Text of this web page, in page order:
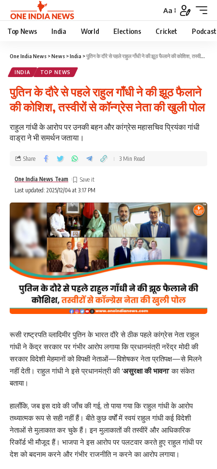
Aa
Top News India World Elections Cricket Podcast
One India News >News >India >पुतिन के दौरे से पहले राहुल गाँधी ने की झूठ फैलाने की कोशिश, तस्वीरों से कॉन्ग्रेस नेता की खुली पोल
INDIA TOP NEWS
पुतिन के दौरे से पहले राहुल गाँधी ने की झूठ फैलाने
की कोशिश, तस्वीरों से कॉन्ग्रेस नेता की खुली पोल
राहुल गांधी के आरोप पर उनकी बहन और कांग्रेस महासचिव प्रियंका गांधी
वाड्रा ने भी समर्थन जताया।
Last updated: 2025/12/04 at 3:17 PM
One India News Team
Share 3 Min Read
रूसी राष्ट्रपति व्लादिमीर पुतिन के भारत दौरे से ठीक पहले कांग्रेस नेता राहुल
गांधी ने केंद्र सरकार पर गंभीर आरोप लगाया कि प्रधानमंत्री नरेंद्र मोदी की
सरकार विदेशी मेहमानों को विपक्षी नेताओं—विशेषकर नेता प्रतिपक्ष—से मिलने
नहीं देती। राहुल गांधी ने इसे प्रधानमंत्री की‘असुरक्षा की भावना’का संकेत
बताया।
हालाँकि, जब इस दावे की जाँच की गई, तो पाया गया कि राहुल गांधी के आरोप
तथ्यात्मक रूप से सही नहीं हैं। बीते कुछ वर्षों में स्वयं राहुल गांधी कई विदेशी
नेताओं से मुलाकात कर चुके हैं। इन मुलाकातों की तस्वीरें और आधिकारिक
रिकॉर्ड भी मौजूद हैं। भाजपा ने इस आरोप पर पलटवार करते हुए राहुल गांधी पर
देश को बदनाम करने और गंभीर राजनीति न करने का आरोप लगाया।